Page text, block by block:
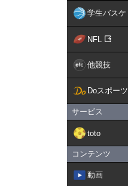
学生バスケ
NFL
他競技
Doスポーツ
サービス
toto
コンテンツ
動画